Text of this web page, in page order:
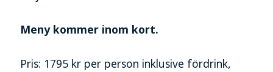
Meny kommer inom kort.
Pris: 1795 kr per person inklusive fördrink,